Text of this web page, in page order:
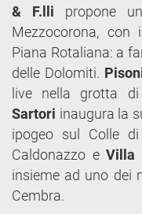
& F.lli propone
Mezzocorona,
Piana Rotaliana: a
delle Dolomiti.
live nella grotta di
Sartori inaugura la
ipogeo sul Colle
Caldonazzo eVilla
insieme ad uno dei
Cembra.